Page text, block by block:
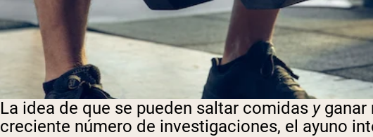
La idea de que se pueden saltar comidas yganar
creciente número de investigaciones, el ayuno